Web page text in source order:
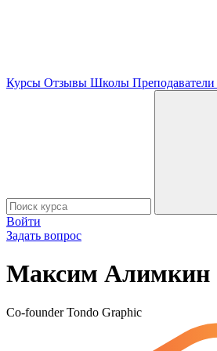
Курсы Отзывы Школы Преподаватели
Войти
Задать вопрос
Максим Алимкин
Co-founder Tondo Graphic